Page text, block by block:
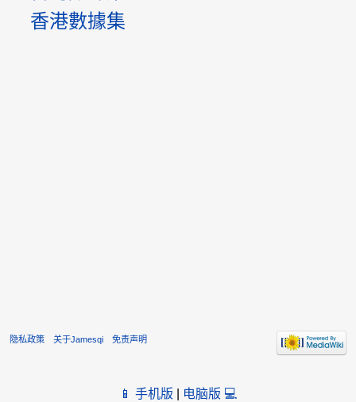
香港數據集
隐私政策 关于Jamesqi 免责声明
📱 手机版 电脑版 💻